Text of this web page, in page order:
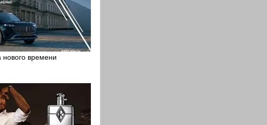
нового времени